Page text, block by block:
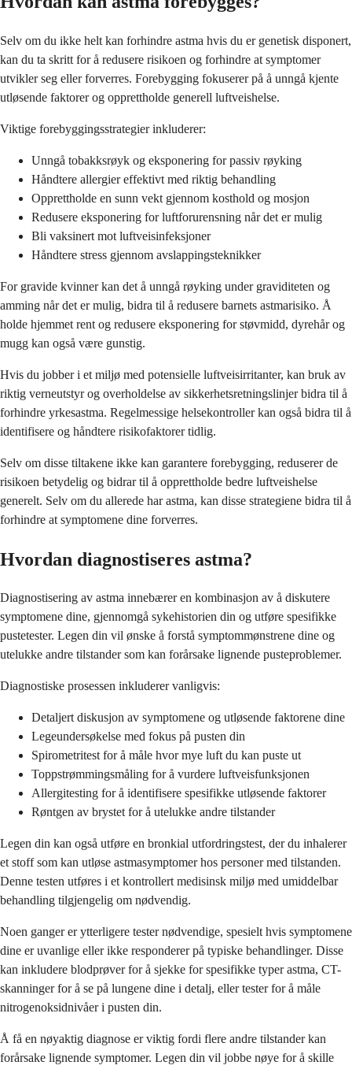
Selv om du ikke helt kan forhindre astma hvis du er genetisk disponert,
kan du ta skritt for å redusere risikoen og forhindre at symptomer
utvikler seg eller forverres. Forebygging fokuserer på å unngå kjente
utløsende faktorer og opprettholde generell luftveishelse.
Viktige forebyggingsstrategier inkluderer:
Unngå tobakksrøyk og eksponering for passiv røyking
Håndtere allergier effektivt med riktig behandling
Opprettholde en sunn vekt gjennom kosthold og mosjon
Redusere eksponering for luftforurensning når det er mulig
Bli vaksinert mot luftveisinfeksjoner
Håndtere stress gjennom avslappingsteknikker
For gravide kvinner kan det å unngå røyking under graviditeten og
amming når det er mulig, bidra til å redusere barnets astmarisiko. Å
holde hjemmet rent og redusere eksponering for støvmidd, dyrehår og
mugg kan også være gunstig.
Hvis du jobber i et miljø med potensielle luftveisirritanter, kan bruk av
riktig verneutstyr og overholdelse av sikkerhetsretningslinjer bidra til å
forhindre yrkesastma. Regelmessige helsekontroller kan også bidra til å
identifisere og håndtere risikofaktorer tidlig.
Selv om disse tiltakene ikke kan garantere forebygging, reduserer de
risikoen betydelig og bidrar til å opprettholde bedre luftveishelse
generelt. Selv om du allerede har astma, kan disse strategiene bidra til å
forhindre at symptomene dine forverres.
Hvordan diagnostiseres astma?
Diagnostisering av astma innebærer en kombinasjon av å diskutere
symptomene dine, gjennomgå sykehistorien din og utføre spesifikke
pustetester. Legen din vil ønske å forstå symptommønstrene dine og
utelukke andre tilstander som kan forårsake lignende pusteproblemer.
Diagnostiske prosessen inkluderer vanligvis:
Detaljert diskusjon av symptomene og utløsende faktorene dine
Legeundersøkelse med fokus på pusten din
Spirometritest for å måle hvor mye luft du kan puste ut
Toppstrømmingsmåling for å vurdere luftveisfunksjonen
Allergitesting for å identifisere spesifikke utløsende faktorer
Røntgen av brystet for å utelukke andre tilstander
Legen din kan også utføre en bronkial utfordringstest, der du inhalerer
et stoff som kan utløse astmasymptomer hos personer med tilstanden.
Denne testen utføres i et kontrollert medisinsk miljø med umiddelbar
behandling tilgjengelig om nødvendig.
Noen ganger er ytterligere tester nødvendige, spesielt hvis symptomene
dine er uvanlige eller ikke responderer på typiske behandlinger. Disse
kan inkludere blodprøver for å sjekke for spesifikke typer astma, CT-
skanninger for å se på lungene dine i detalj, eller tester for å måle
nitrogenoksidnivåer i pusten din.
Å få en nøyaktig diagnose er viktig fordi flere andre tilstander kan
forårsake lignende symptomer. Legen din vil jobbe nøye for å skille